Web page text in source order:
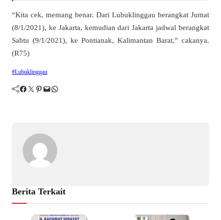
“Kita cek, memang benar. Dari Lubuklinggau berangkat Jumat
(8/1/2021), ke Jakarta, kemudian dari Jakarta jadwal berangkat
Sabtu (9/1/2021), ke Pontianak, Kalimantan Barat,” cakanya.
(R75)
#Lubuklinggau
Facebook Twitter Pinterest Mail WhatsApp
Berita Terkait